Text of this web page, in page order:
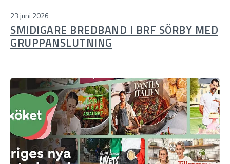
23 juni 2026
SMIDIGARE BREDBAND I BRF SÖRBY MED
GRUPPANSLUTNING